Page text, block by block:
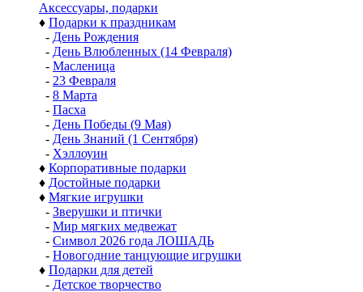
Аксессуары, подарки
♦ Подарки к праздникам
- День Рождения
- День Влюбленных (14 Февраля)
- Масленица
- 23 Февраля
- 8 Марта
- Пасха
- День Победы (9 Мая)
- День Знаний (1 Сентября)
- Хэллоуин
♦ Корпоративные подарки
♦ Достойные подарки
♦ Мягкие игрушки
- Зверушки и птички
- Мир мягких медвежат
- Символ 2026 года ЛОШАДЬ
- Новогодние танцующие игрушки
♦ Подарки для детей
- Детское творчество